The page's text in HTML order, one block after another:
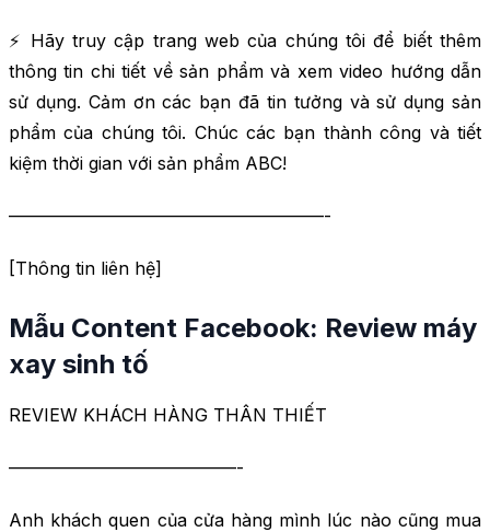
⚡ Hãy truy cập trang web của chúng tôi để biết thêm
thông tin chi tiết về sản phẩm và xem video hướng dẫn
sử dụng. Cảm ơn các bạn đã tin tưởng và sử dụng sản
phẩm của chúng tôi. Chúc các bạn thành công và tiết
kiệm thời gian với sản phẩm ABC!
——————————————————-
[Thông tin liên hệ]
Mẫu Content Facebook: Review máy
xay sinh tố
REVIEW KHÁCH HÀNG THÂN THIẾT
—————————————-
Anh khách quen của cửa hàng mình lúc nào cũng mua